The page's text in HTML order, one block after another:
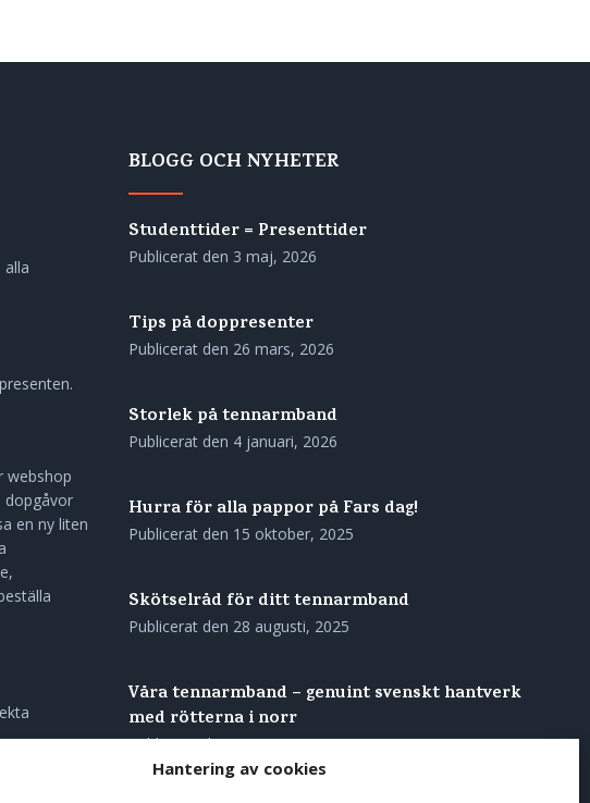
Hantering av cookies
webshop
dopgåvor
en ny liten
BLOGG OCH NYHETER
Studenttider = Presenttider
Publicerat den 3 maj, 2026
Tips på doppresenter
Publicerat den 26 mars, 2026
Storlek på tennarmband
Publicerat den 4 januari, 2026
Hurra för alla pappor på Fars dag!
Publicerat den 15 oktober, 2025
Skötselråd för ditt tennarmband
Publicerat den 28 augusti, 2025
Våra tennarmband – genuint svenskt hantverk
med rötterna i norr
Publicerat den27 augusti, 2025